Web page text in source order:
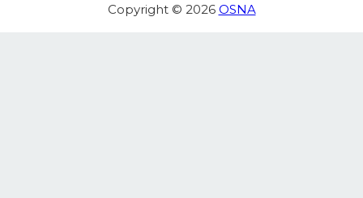
Copyright © 2026 OSNA